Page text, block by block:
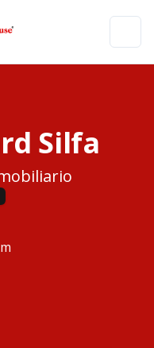
Silfa